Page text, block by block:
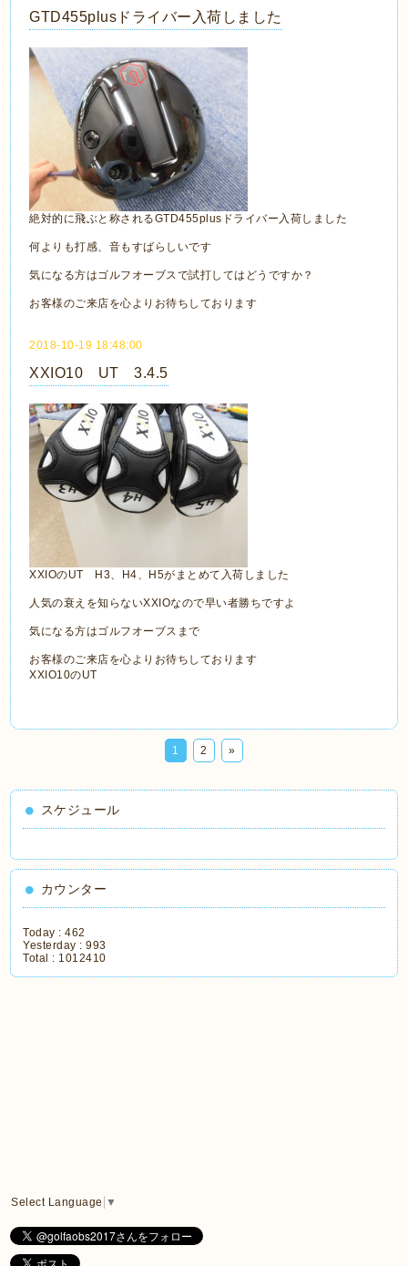
GTD455plusドライバー入荷しました
絶対的に飛ぶと称されるGTD455plusドライバー入荷しました
何よりも打感、音もすばらしいです
気になる方はゴルフオーブスで試打してはどうですか？
お客様のご来店を心よりお待ちしております
2018-10-19 18:48:00
XXIO10 UT 3.4.5
XXIOのUT H3、H4、H5がまとめて入荷しました
人気の衰えを知らないXXIOなので早い者勝ちですよ
気になる方はゴルフオーブスまで
お客様のご来店を心よりお待ちしております
XXIO10のUT
1 2 »
スケジュール
カウンター
Today :462
Yesterday :993
Total : 1012410
Select Language ▼